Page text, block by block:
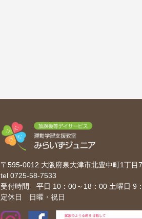
〒595-0012 大阪府泉大津市北豊中町1丁
tel 0725-58-7533
受付時間 平日 10：00～18：00 土曜日 9
定休日 日曜・祝日